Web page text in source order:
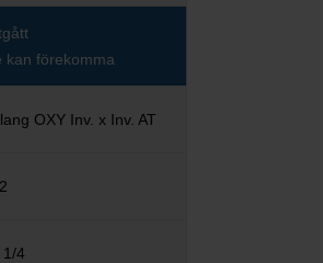
kan förekomma
OXY Inv. x Inv. AT
1/4